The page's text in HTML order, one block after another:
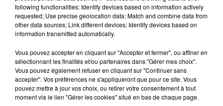
chez elle et les commerces, la centenaire peut
s'asseoir surle banc, à son nom, installé en mars
dernier, avenue de Paris, par la mairie de Merville-
. Ses jambes lui jouent peut-être des tours,
mais son esprit est toujours vif. Et les souvenirs
remontent quand on lui parle de marche à pied.
"Lorsque j'étais petite, nous allions avec une de mes
sœurs et un de mes frères à pied à l'école, main
dans la main. On faisait 8,2 kilomètres tous les jours.
following functionalities: Identify devices based on information actively
requested; Use precise geolocation data; Match and combine data from
other data sources; Link different devices; Identify devices based on
information transmitted automatically.
Vous pouvez accepter en cliquant sur "Accepter et fermer", ou affiner en
sélectionnant les finalités et/ou partenaires dans "Gérer mes choix".
Vous pouvez également refuser en cliquant sur "Continuer sans
accepter". Vos préférences ne s'appliqueront que pour ce site. Vous
pouvez mettre à jour vos choix, ou retirer votre consentement à tout
moment via le lien "Gérer les cookies" situé en bas de chaque page.